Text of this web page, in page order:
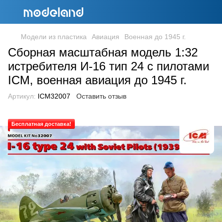
Модели из пластика Авиация Военная до 1945 г.
Cборная масштабная модель 1:32
истребителя И-16 тип 24 с пилотами
ICM, военная авиация до 1945 г.
Артикул: ICM32007 Оставить отзыв
Бесплатная доставка!